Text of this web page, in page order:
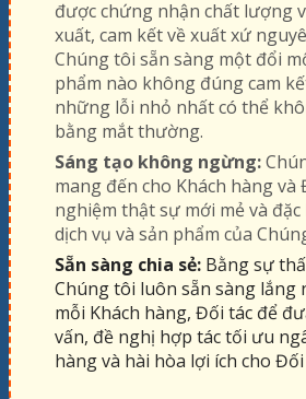
được chứng nhận chất lượng
xuất, cam kết về xuất xứ
Chúng tôi sẵn sàng một đổi
phẩm nào không đúng cam
những lỗi nhỏ nhất có thể
bằng mắt thường.
Sáng tạo không ngừng:
mang đến cho Khách hàng
nghiệm thật sự mới mẻ và
dịch vụ và sản phẩm của
Sẵn sàng chia sẻ: Bằng sự
Chúng tôi luôn sẵn sàng lắng
mỗi Khách hàng, Đối tác để
vấn, đề nghị hợp tác tối ưu
hàng và hài hòa lợi ích cho Đối